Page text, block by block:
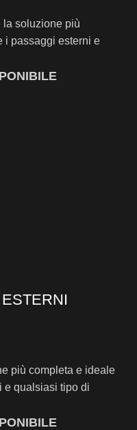
la soluzione più
i passaggi esterni e
più completa e ideale
e qualsiasi tipo di